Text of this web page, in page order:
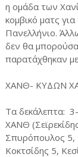
η ομάδα των
κομβικό ματς
Πανελλήνιο.
δεν θα
παρατάχθηκαν
ΧΑΝΘ- ΚΥΔΩΝ
Τα δεκάλεπτα:
ΧΑΝΘ
Σπυρόπουλος 5,
Κοκτσίδης 5,